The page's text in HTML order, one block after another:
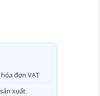
đơn VAT
xuất